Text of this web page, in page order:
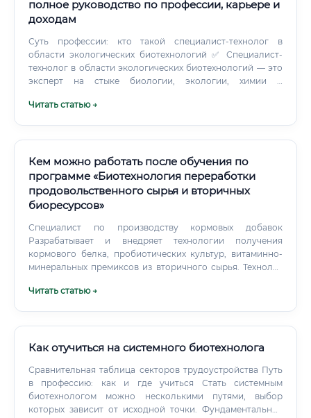
полное руководство по профессии, карьере и
доходам
Суть профессии: кто такой специалист-технолог в
области экологических биотехнологий ✅ Специалист-
технолог в области экологических биотехнологий — это
эксперт на стыке биологии, экологии, химии и
биотехнологические решения для защиты окружающей
века. Специалист работает с живыми организмами —
микроорганизмами, ферментами, водорослями,
бактериями — и применяет их свойства для решения
экологических задач промышленного, муниципального и
государственного масштаба.
Читать статью →
Кем можно работать после обучения по
программе «Биотехнология переработки
продовольственного сырья и вторичных
биоресурсов»
Специалист по производству кормовых добавок
Разрабатывает и внедряет технологии получения
кормового белка, пробиотических культур, витаминно-
минеральных премиксов из вторичного сырья. Технолог
производящих биогаз из органических отходов. Это
Читать статью →
Как отучиться на системного биотехнолога
Сравнительная таблица секторов трудоустройства Путь
в профессию: как и где учиться Стать системным
биотехнологом можно несколькими путями, выбор
которых зависит от исходной точки. Фундаментальное